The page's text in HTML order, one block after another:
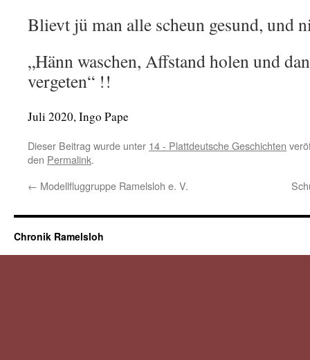
Blievt jü man alle scheun gesund, und
„Hänn waschen, Affstand holen und
vergeten“ !!
Juli 2020, Ingo Pape
Dieser Beitrag wurde unter 14 - Plattdeutsche Geschichten
den Permalink.
← Modellfluggruppe Ramelsloh e. V.
Chronik Ramelsloh